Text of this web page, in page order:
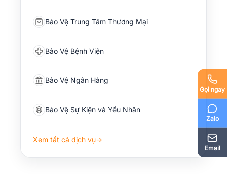
Gọi ngay
Zalo
Email
Bảo Vệ Trung Tâm Thương Mại
Bảo Vệ Bệnh Viện
Bảo Vệ Ngân Hàng
Bảo Vệ Sự Kiện và Yếu Nhân
Xem tất cả dịch vụ→